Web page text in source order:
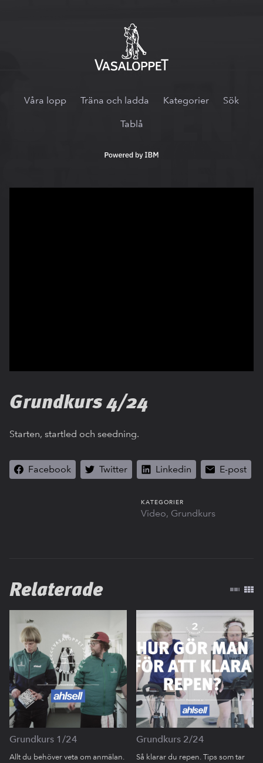
Vasaloppet.tv
Våra lopp Träna och ladda Kategorier Sök
Tablå
Powered
IBM
Grundkurs 4/24
Starten, startled och seedning.
Facebook Twitter Linkedin E-post
KATEGORIER
Video Grundkurs
Relaterade
Grundkurs 1/24
Allt du behöver veta om anmälan.
Grundkurs 2/24
Så klarar du repen. Tips som tar